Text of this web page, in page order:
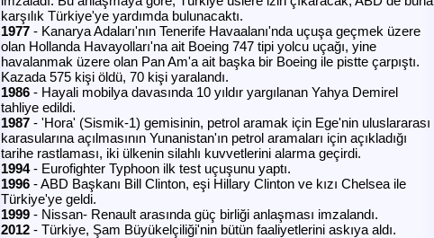
karşılık Türkiye'ye yardımda bulunacaktı.
1977 - Kanarya Adaları'nın Tenerife Havaalanı'nda uçuşa geçmek üzere
olan Hollanda Havayolları'na ait Boeing 747 tipi yolcu uçağı, yine
havalanmak üzere olan Pan Am'a ait başka bir Boeing ile pistte çarpıştı.
Kazada 575 kişi öldü, 70 kişi yaralandı.
1986 - Hayali mobilya davasında 10 yıldır yargılanan Yahya Demirel
tahliye edildi.
1987 - 'Hora' (Sismik-1) gemisinin, petrol aramak için Ege'nin uluslararası
karasularına açılmasının Yunanistan'ın petrol aramaları için açıkladığı
tarihe rastlaması, iki ülkenin silahlı kuvvetlerini alarma geçirdi.
1994- Eurofighter Typhoon ilk test uçuşunu yaptı.
1996 - ABD Başkanı Bill Clinton, eşi Hillary Clinton ve kızı Chelsea ile
Türkiye'ye geldi.
1999 - Nissan- Renault arasında güç birliği anlaşması imzalandı.
2012 - Türkiye, Şam Büyükelçiliği'nin bütün faaliyetlerini askıya aldı.